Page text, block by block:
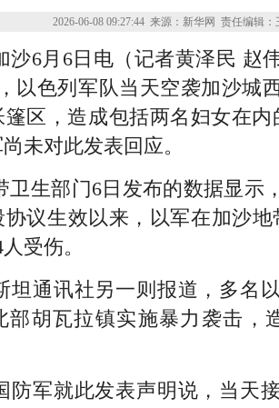
2026-06-08 09:27:44 来源：新华网 责任编辑：
沙6月6日电（记者黄泽民 赵
以色列军队当天空袭加沙城
区，造成包括两名妇女在内
未对此发表回应。
卫生部门6日发布的数据显示
协议生效以来，以军在加沙
受伤。
坦通讯社另一则报道，多名
部胡瓦拉镇实施暴力袭击，
防军就此发表声明说，当天